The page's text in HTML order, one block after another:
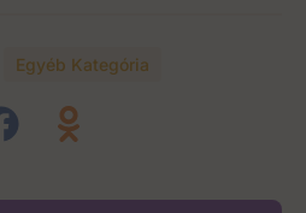
Egyéb Kategória